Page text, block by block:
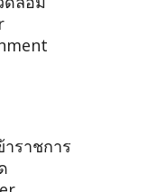
ราชการ